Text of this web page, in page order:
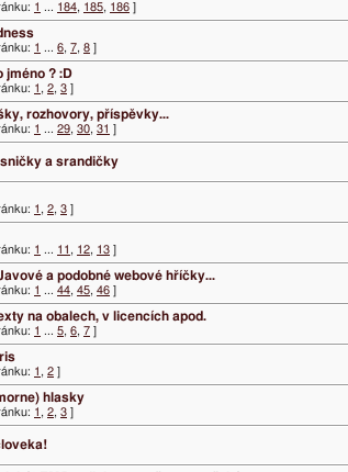
1 ... 184, 185, 186 ]
1 ... 6, 7, 8 ]
jméno ? :D
1 , 2, 3 ]
rozhovory, příspěvky...
1 ... 29, 30, 31 ]
a srandičky
1 , 2, 3 ]
1 ... 11 , 12, 13 ]
a podobné webové hříčky...
1 ... 44, 45, 46 ]
na obalech, v licencích apod.
1 ... 5, 6, 7 ]
1 , 2 ]
hlasky
1 , 2, 3 ]